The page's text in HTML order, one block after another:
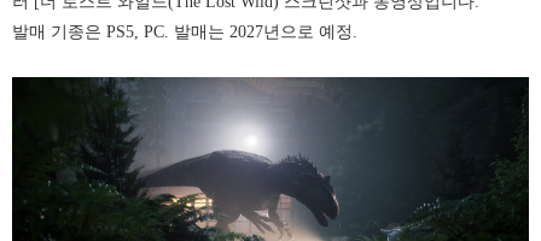
발매 기종은 PS5, PC. 발매는 2027년으로 예정.